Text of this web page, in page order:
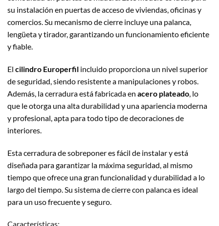
su instalación en puertas de acceso de viviendas, oficinas y
comercios. Su mecanismo de cierre incluye una palanca,
lengüeta y tirador, garantizando un funcionamiento eficiente
y fiable.
El cilindro Europerfil incluido proporciona un nivel superior
de seguridad, siendo resistente a manipulaciones y robos.
Además, la cerradura está fabricada en acero plateado, lo
que le otorga una alta durabilidad y una apariencia moderna
y profesional, apta para todo tipo de decoraciones de
interiores.
Esta cerradura de sobreponer es fácil de instalar y está
diseñada para garantizar la máxima seguridad, al mismo
tiempo que ofrece una gran funcionalidad y durabilidad a lo
largo del tiempo. Su sistema de cierre con palanca es ideal
para un uso frecuente y seguro.
Características: